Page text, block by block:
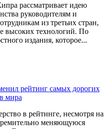
рассматривает идею
руководителям и
из третьих стран,
высоких технологий. По
издания, которое...
рейтинг самых дорогих
мира
в рейтинге, несмотря на
меняющуюся